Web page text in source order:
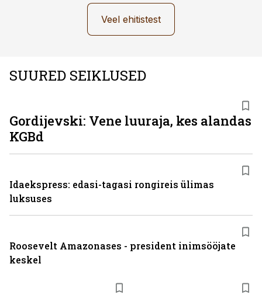
Veel ehitistest
SUURED SEIKLUSED
Gordijevski: Vene luuraja, kes alandas
KGBd
Idaekspress: edasi-tagasi rongireis ülimas
luksuses
Roosevelt Amazonases - president inimsööjate
keskel